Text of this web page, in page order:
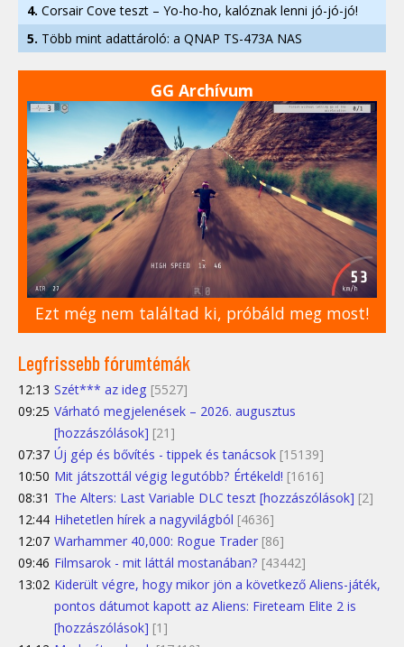
4. Corsair Cove teszt – Yo-ho-ho, kalóznak lenni jó-jó-jó!
5. Több mint adattároló: a QNAP TS-473A NAS
GG Archívum
Ezt még nem találtad ki, próbáld meg most!
Legfrissebb fórumtémák
12:13 Szét*** az ideg [5527]
09:25 Várható megjelenések – 2026. augusztus
[hozzászólások] [21]
07:37 Új gép és bővítés - tippek és tanácsok [15139]
10:50 Mit játszottál végig legutóbb? Értékeld! [1616]
08:31 The Alters: Last Variable DLC teszt [hozzászólások] [2]
12:44 Hihetetlen hírek a nagyvilágból [4636]
12:07 Warhammer 40,000: Rogue Trader [86]
09:46 Filmsarok - mit láttál mostanában? [43442]
13:02 Kiderült végre, hogy mikor jön a következő Aliens-játék,
pontos dátumot kapott az Aliens: Fireteam Elite 2 is
[hozzászólások] [1]